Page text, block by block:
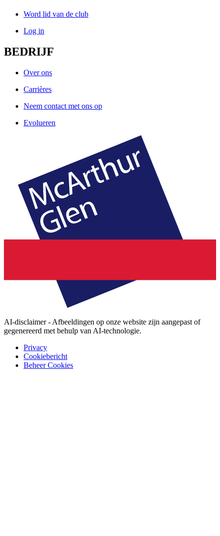
Word lid van de club
Log in
BEDRIJF
Over ons
Carrières
Neem contact met ons op
Evolueren
AI-disclaimer - Afbeeldingen op onze website zijn aangepast of
gegenereerd met behulp van AI-technologie.
Privacy
Cookiebericht
Beheer Cookies